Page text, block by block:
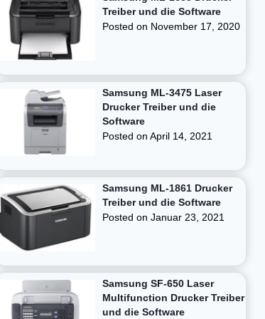
Treiber und die Software
Posted on November 17, 2020
Samsung ML-3475 Laser
Drucker Treiber und die
Software
Posted onApril 14, 2021
Samsung ML-1861 Drucker
Treiber und die Software
Posted onJanuar 23, 2021
Samsung SF-650 Laser
Multifunction Drucker Treiber
und die Software